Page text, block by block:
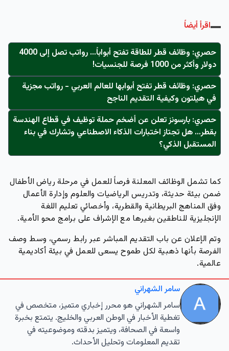
اقرأ أيضاً
حصري: وظائف قطر للطاقة تفتح أبواباً… رواتب تصل إلى 4000
دولار وأكثر من 1000 فرصة للجنسيات!
حصري: وظائف قطر تفتح أبوابها للعالم العربي - رواتب مجزية
في هيلتون وكيفية التقديم الناجح
حصري: بارسونز تعلن عن أضخم حملة توظيف في قطاع الهندسة
بقطر… هل تجتاز اختبارات الذكاء الاصطناعي وتشارك في بناء
المستقبل الذكي؟
كما تشمل الوظائف المعلنة فرصاً للعمل في مرحلة رياض الأطفال
ضمن بيئة حديثة، وتدريس الرياضيات والعلوم وإدارة الأعمال
وفق المناهج البريطانية والقطرية، وأخصائي تعليم اللغة
الإنجليزية للناطقين بغيرها مع الإشراف على برامج محو الأمية.
وتم الإعلان عن باب التقديم المباشر عبر رابط رسمي، وسط وصف
الفرصة بأنها ذهبية لكل طموح يسعى للعمل في بيئة أكاديمية
عالمية.
سامر الشهراني
سامر الشهراني هو محرر إخباري متميز، متخصص في
تغطية الأخبار في الوطن العربي والخليج. يتمتع بخبرة
واسعة في الصحافة، ويتميز بدقته وموضوعيته في
تقديم المعلومات وتحليل الأحداث.